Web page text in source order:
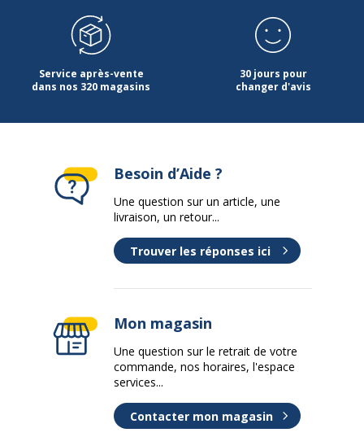
Service après-vente
dans nos 320 magasins
30 jours pour
changer d'avis
Besoin d’Aide ?
Une question sur un article, une
livraison, un retour...
Trouver les réponses ici
Mon magasin
Une question sur le retrait de votre
commande, nos horaires, l'espace
services...
Contacter mon magasin